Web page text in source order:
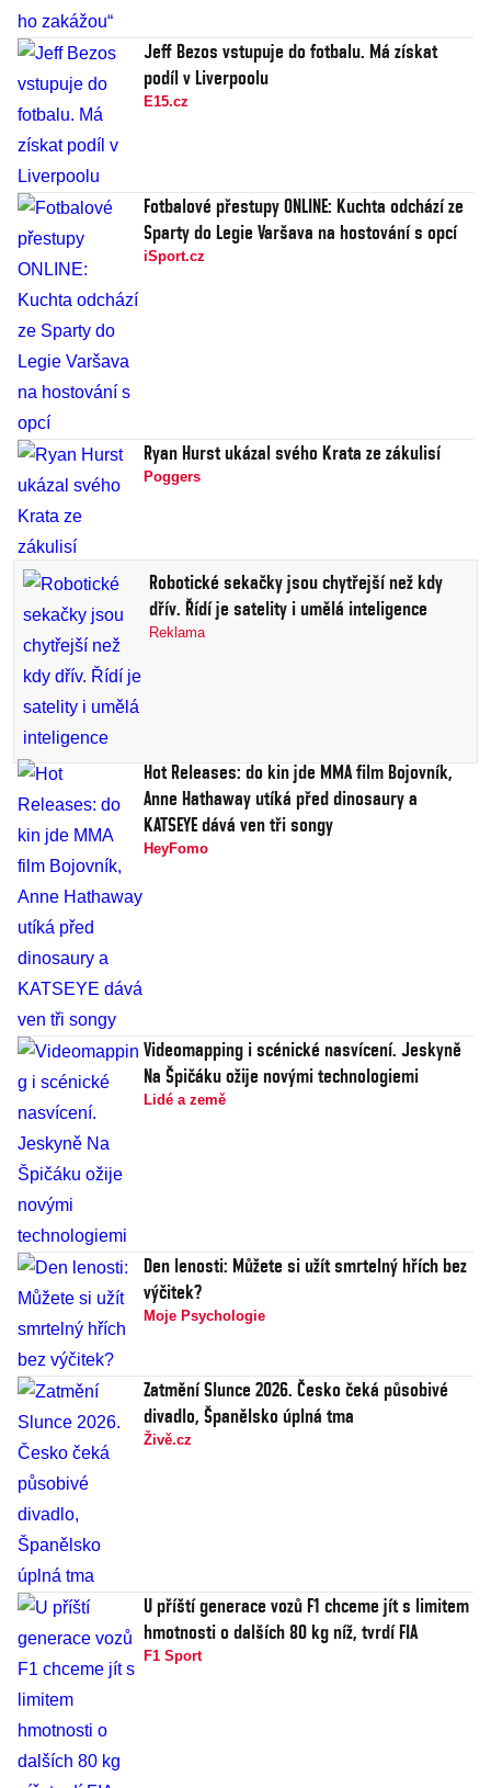
Jeff Bezos vstupuje do fotbalu. Má získat
podíl v Liverpoolu
E15.cz
Fotbalové přestupy ONLINE: Kuchta odchází ze
Sparty do Legie Varšava na hostování s opcí
iSport.cz
Ryan Hurst ukázal svého Krata ze zákulisí
Poggers
Robotické sekačky jsou chytřejší než kdy
dřív. Řídí je satelity i umělá inteligence
Reklama
Hot Releases: do kin jde MMA film Bojovník,
Anne Hathaway utíká před dinosaury a
KATSEYE dává ven tři songy
HeyFomo
Videomapping i scénické nasvícení. Jeskyně
Na Špičáku ožije novými technologiemi
Lidé a země
Den lenosti: Můžete si užít smrtelný hřích bez
výčitek?
Moje Psychologie
Zatmění Slunce 2026. Česko čeká působivé
divadlo, Španělsko úplná tma
Živě.cz
U příští generace vozů F1 chceme jít s limitem
hmotnosti o dalších 80 kg níž, tvrdí FIA
F1 Sport